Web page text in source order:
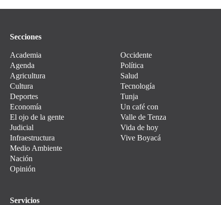
Secciones
Academia
Agenda
Agricultura
Cultura
Deportes
Economía
El ojo de la gente
Judicial
Infraestructura
Medio Ambiente
Nación
Opinión
Occidente
Política
Salud
Tecnología
Tunja
Un café con
Valle de Tenza
Vida de hoy
Vive Boyacá
Servicios